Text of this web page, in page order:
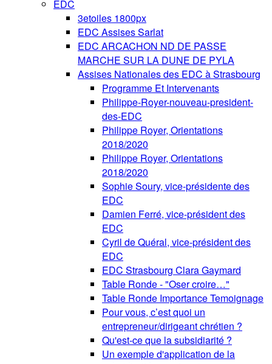
EDC
3etoiles 1800px
EDC Assises Sarlat
EDC ARCACHON ND DE PASSE
MARCHE SUR LA DUNE DE PYLA
Assises Nationales des EDC à Strasbourg
Programme Et Intervenants
Philippe-Royer-nouveau-president-
des-EDC
Philippe Royer, Orientations
2018/2020
Philippe Royer, Orientations
2018/2020
Sophie Soury, vice-présidente des
EDC
Damien Ferré, vice-président des
EDC
Cyril de Quéral, vice-président des
EDC
EDC Strasbourg Clara Gaymard
Table Ronde - "Oser croire…"
Table Ronde Importance Temoignage
Pour vous, c’est quoi un
entrepreneur/dirigeant chrétien ?
Qu'est-ce que la subsidiarité ?
Un exemple d'application de la